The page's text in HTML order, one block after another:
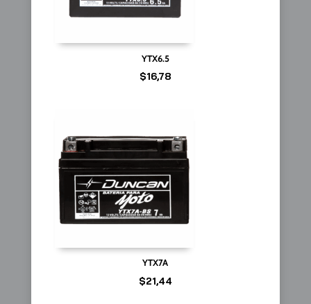
YTX6.5
$16,78
YTX7A
$21,44